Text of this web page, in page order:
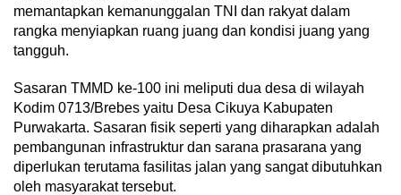
memantapkan kemanunggalan TNI dan rakyat dalam
rangka menyiapkan ruang juang dan kondisi juang yang
tangguh.
Sasaran TMMD ke-100 ini meliputi dua desa di wilayah
Kodim 0713/Brebes yaitu Desa Cikuya Kabupaten
Purwakarta. Sasaran fisik seperti yang diharapkan adalah
pembangunan infrastruktur dan sarana prasarana yang
diperlukan terutama fasilitas jalan yang sangat dibutuhkan
oleh masyarakat tersebut.